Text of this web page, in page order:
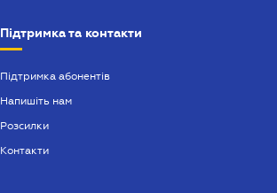
Підтримка та контакти
Підтримка абонентів
Напишіть нам
Розсилки
Контакти